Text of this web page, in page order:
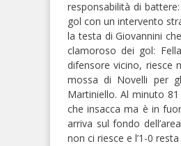
responsabilità di
gol con un intervento
la testa di Giovannini
clamoroso dei gol:
difensore vicino, riesce
mossa di Novelli per
Martiniello. Al minuto
che insacca ma è in
arriva sul fondo
non ci riesce e l’1-0